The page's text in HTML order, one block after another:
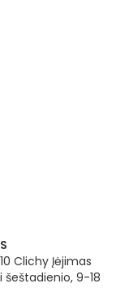
Clichy Įėjimas
9-18